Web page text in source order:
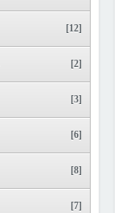
[12]
[2]
[3]
[6]
[8]
[7]